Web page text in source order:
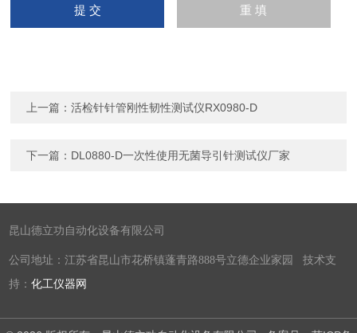
上一篇：活检针针管刚性韧性测试仪RX0980-D
下一篇： DL0880-D一次性使用无菌导引针测试仪厂家
昆山德立功自动化设备有限公司
公司地址：江苏省昆山市花桥镇蓬青路888号立德企业家园 技术支
持：化工仪器网